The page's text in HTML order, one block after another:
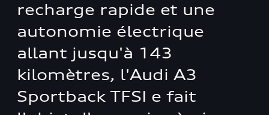
recharge rapide et une
autonomie électrique
allant jusqu'à 143
kilomètres, l'Audi A3
Sportback TFSI e fait